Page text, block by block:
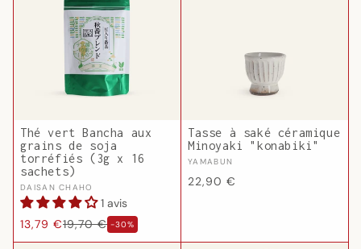
Thé vert Bancha aux
grains de soja
torréfiés (3g x 16
sachets)
Fournisseur :
DAISAN CHAHO
1 avis
-30%
Prix
habituel
19,70 €
Prix
promotionnel
13,79 €
Tasse à saké céramique
Minoyaki "konabiki"
Fournisseur :
YAMABUN
Prix
22,90 €